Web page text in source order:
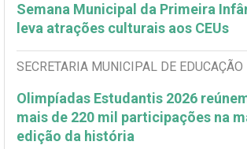
Semana Municipal da Primeira
leva atrações culturais aos CEUs
SECRETARIA MUNICIPAL DE EDUCAÇÃO
Olimpíadas Estudantis 2026
mais de 220 mil participações na
edição da história